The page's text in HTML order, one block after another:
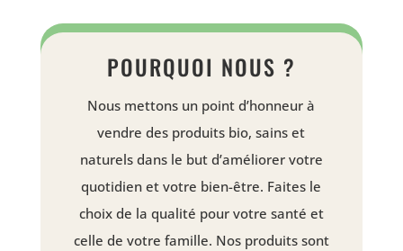
POURQUOI NOUS ?
Nous mettons un point d’honneur à
vendre des produits bio, sains et
naturels dans le but d’améliorer votre
quotidien et votre bien-être. Faites le
choix de la qualité pour votre santé et
celle de votre famille. Nos produits sont